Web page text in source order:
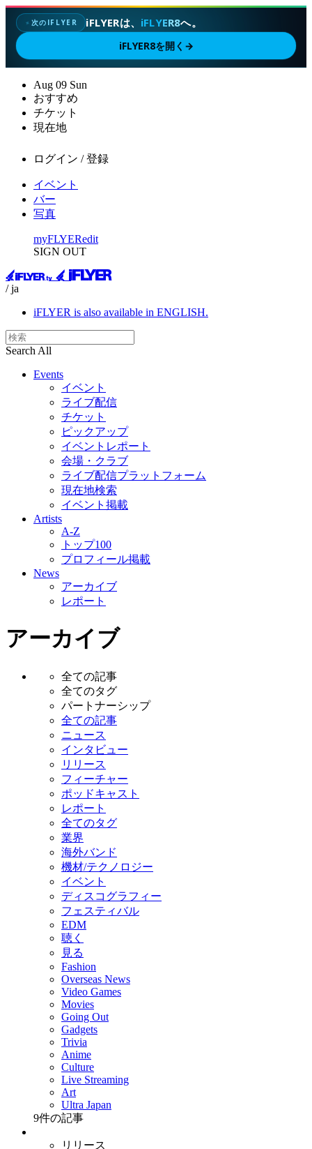
✦次のIFLYER iFLYERは、 iFLYER8へ。
iFLYER8を開く →
Aug 09 Sun
おすすめ
チケット
現在地
ログイン / 登録
イベント
バー
写真
myFLYERedit
SIGN OUT
/ ja
iFLYER is also available in ENGLISH.
Search All
Events
イベント
ライブ配信
チケット
ピックアップ
イベントレポート
会場・クラブ
ライブ配信プラットフォーム
現在地検索
イベント掲載
Artists
A-Z
トップ100
プロフィール掲載
News
アーカイブ
レポート
アーカイブ
全ての記事
全てのタグ
パートナーシップ
全ての記事
ニュース
インタビュー
リリース
フィーチャー
ポッドキャスト
レポート
全てのタグ
業界
海外バンド
機材/テクノロジー
イベント
ディスコグラフィー
フェスティバル
EDM
聴く
見る
Fashion
Overseas News
Video Games
Movies
Going Out
Gadgets
Trivia
Anime
Culture
Live Streaming
Art
Ultra Japan
9件の記事
リリース